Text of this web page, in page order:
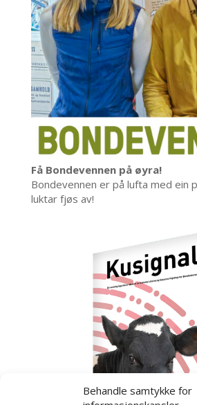
Behandle samtykke for
Få Bondevennen på øyra!
Bondevennen er på lufta med ein
luktar fjøs av!